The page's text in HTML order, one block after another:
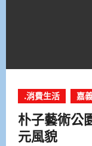
.消費生活 嘉
朴子藝術公
元風貌